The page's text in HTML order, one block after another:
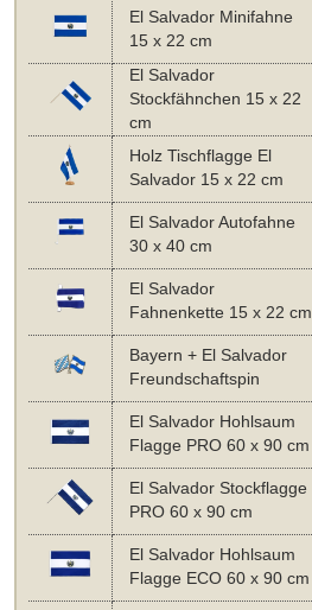
El Salvador Minifahne
15 x 22 cm
El Salvador
Stockfähnchen 15 x 22
cm
Holz Tischflagge El
Salvador 15 x 22 cm
El Salvador Autofahne
30 x 40 cm
El Salvador
Fahnenkette 15 x 22 cm
Bayern + El Salvador
Freundschaftspin
El Salvador Hohlsaum
Flagge PRO 60 x 90 cm
El Salvador Stockflagge
PRO 60 x 90 cm
El Salvador Hohlsaum
Flagge ECO 60 x 90 cm